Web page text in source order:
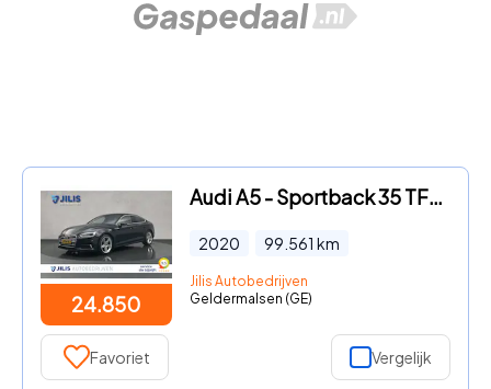
24.850
Audi A5 - Sportback 35 TFSI Sport S-line | Origineel NL | Cruise contr
2020 99.561 km
Jilis Autobedrijven
Geldermalsen (GE)
Favoriet Vergelijk